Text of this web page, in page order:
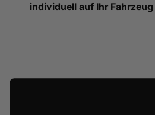
individuell auf Ihr Fahrzeug